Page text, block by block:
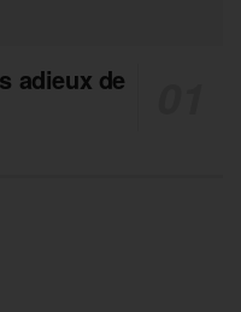
adieux de